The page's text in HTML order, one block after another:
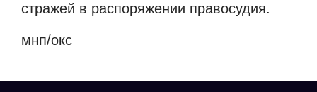
стражей в распоряжении правосудия.
мнп/окс